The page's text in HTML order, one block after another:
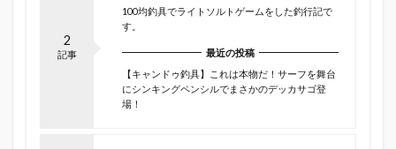
2
記事
100均釣具でライトソルトゲームをした釣行記で
す。
最近の投稿
【キャンドゥ釣具】これは本物だ！サーフを舞台
にシンキングペンシルでまさかのデッカサゴ登
場！